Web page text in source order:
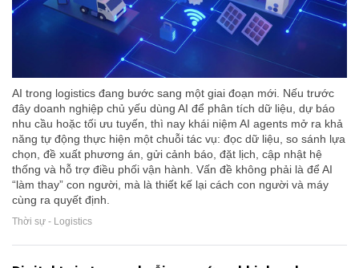
AI trong logistics đang bước sang một giai đoạn mới. Nếu trước
đây doanh nghiệp chủ yếu dùng AI để phân tích dữ liệu, dự báo
nhu cầu hoặc tối ưu tuyến, thì nay khái niệm AI agents mở ra khả
năng tự động thực hiện một chuỗi tác vụ: đọc dữ liệu, so sánh lựa
chọn, đề xuất phương án, gửi cảnh báo, đặt lịch, cập nhật hệ
thống và hỗ trợ điều phối vận hành. Vấn đề không phải là để AI
“làm thay” con người, mà là thiết kế lại cách con người và máy
cùng ra quyết định.
Thời sự - Logistics